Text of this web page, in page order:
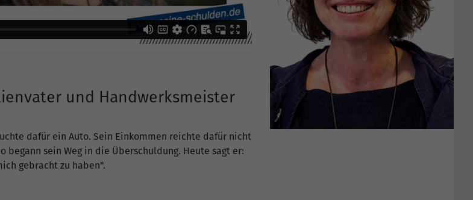
und Handwerksmeister
dafür ein Auto. Sein Einkommen reichte dafür nicht
sein Weg in die Überschuldung. Heute sagt er:
gebracht zu haben".